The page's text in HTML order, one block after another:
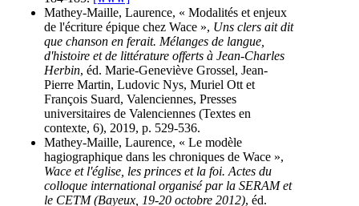
Mathey-Maille, Laurence, « Modalités et enjeux
de l'écriture épique chez Wace », Uns clers ait dit
que chanson en ferait. Mélanges de langue,
d'histoire et de littérature offerts à Jean-Charles
Herbin, éd. Marie-Geneviève Grossel, Jean-
Pierre Martin, Ludovic Nys, Muriel Ott et
François Suard, Valenciennes, Presses
universitaires de Valenciennes (Textes en
contexte, 6), 2019, p. 529-536.
Mathey-Maille, Laurence, « Le modèle
hagiographique dans les chroniques de Wace »,
Wace et l'église, les princes et la foi. Actes du
colloque international organisé par la SERAM et
le CETM (Bayeux, 19-20 octobre 2012), éd.